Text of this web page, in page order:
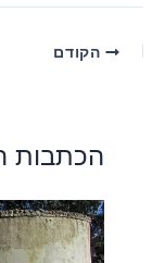
הקודם
הכתבות